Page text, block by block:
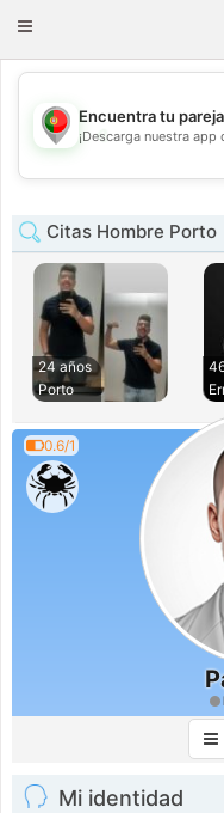
Toggle
💖
Encuentra tu
¡Descarga nuestra app
Citas Hombre Porto
24 años
Porto
0.6/1
Mi identidad